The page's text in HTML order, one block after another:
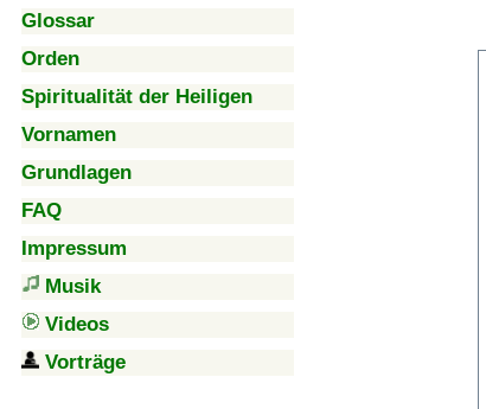
Glossar
Orden
Spiritualität der Heiligen
Vornamen
Grundlagen
FAQ
Impressum
Musik
Videos
Vorträge